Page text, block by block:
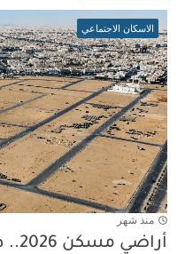
الاسكان الاجتماعي
منذ شهر